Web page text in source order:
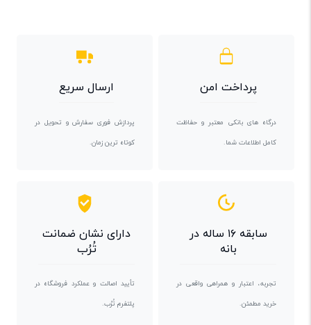
پرداخت امن
درگاه های بانکی معتبر و حفاظت
کامل اطلاعات شما.
ارسال سریع
پردازش فوری سفارش و تحویل در
کوتاه ترین زمان.
سابقه ۱۶ ساله در
بانه
تجربه، اعتبار و همراهی واقعی در
خرید مطمئن.
دارای نشان ضمانت
تُرُب
تأیید اصالت و عملکرد فروشگاه در
پلتفرم تُرُب.